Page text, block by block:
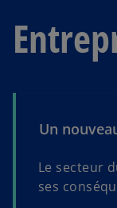
Un
Le secteur
ses